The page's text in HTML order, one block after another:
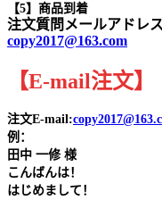
【5】商品到着
注文質問メールアドレ
copy2017@163.com
【E-mail注文】
注文E-mail:
例：
田中 一修 様
こんばんは！
はじめまして！